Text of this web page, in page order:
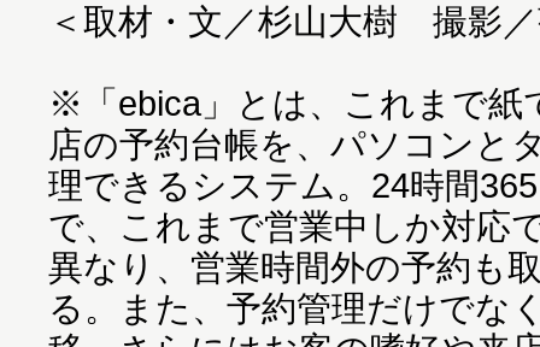
＜取材・文／杉山大樹 撮影
※「ebica」とは、これまで紙
店の予約台帳を、パソコンと
理できるシステム。24時間
で、これまで営業中しか対応
異なり、営業時間外の予約も
る。また、予約管理だけでな